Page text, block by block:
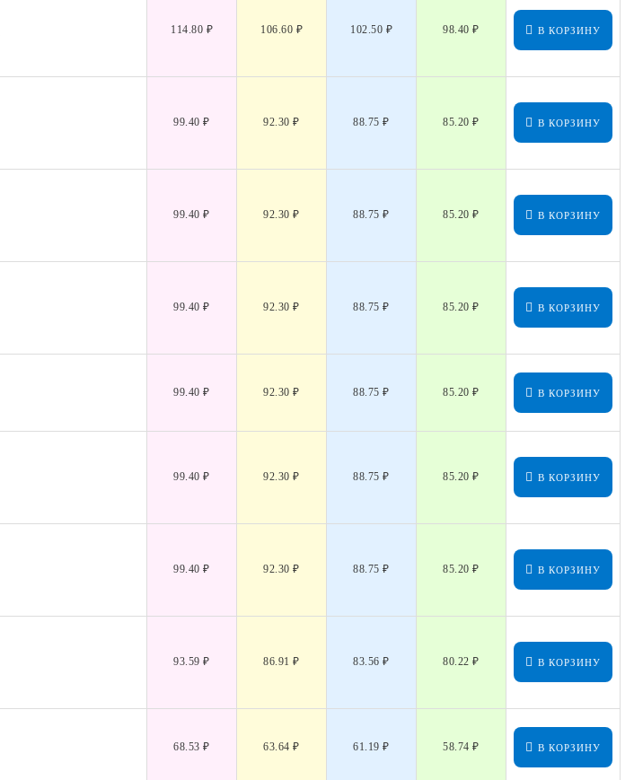
114.80 ₽ 106.60 ₽ 102.50 ₽ 98.40 ₽ В КОРЗИНУ
99.40 ₽ 92.30 ₽ 88.75 ₽ 85.20 ₽ В КОРЗИНУ
99.40 ₽ 92.30 ₽ 88.75 ₽ 85.20 ₽ В КОРЗИНУ
99.40 ₽ 92.30 ₽ 88.75 ₽ 85.20 ₽ В КОРЗИНУ
99.40 ₽ 92.30 ₽ 88.75 ₽ 85.20 ₽ В КОРЗИНУ
99.40 ₽ 92.30 ₽ 88.75 ₽ 85.20 ₽ В КОРЗИНУ
99.40 ₽ 92.30 ₽ 88.75 ₽ 85.20 ₽ В КОРЗИНУ
93.59 ₽ 86.91 ₽ 83.56 ₽ 80.22 ₽ В КОРЗИНУ
68.53 ₽ 63.64 ₽ 61.19 ₽ 58.74 ₽ В КОРЗИНУ